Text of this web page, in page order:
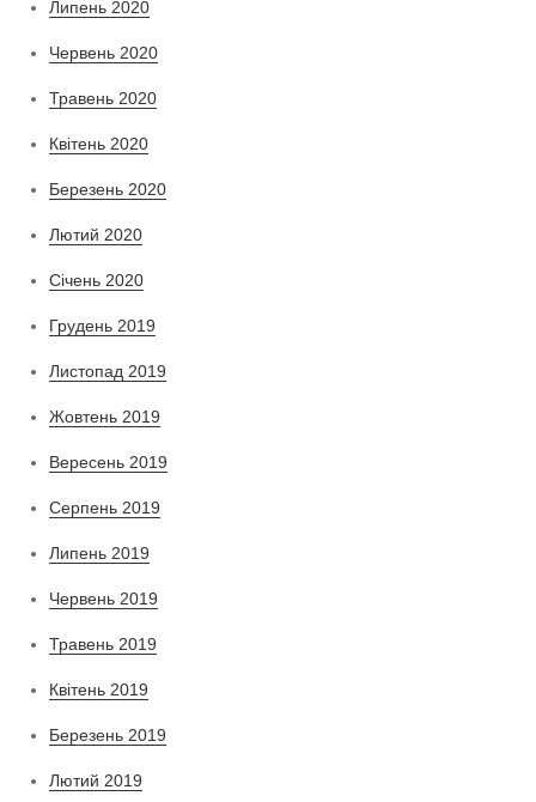
Липень 2020
Червень 2020
Травень 2020
Квітень 2020
Березень 2020
Лютий 2020
Січень 2020
Грудень 2019
Листопад 2019
Жовтень 2019
Вересень 2019
Серпень 2019
Липень 2019
Червень 2019
Травень 2019
Квітень 2019
Березень 2019
Лютий 2019